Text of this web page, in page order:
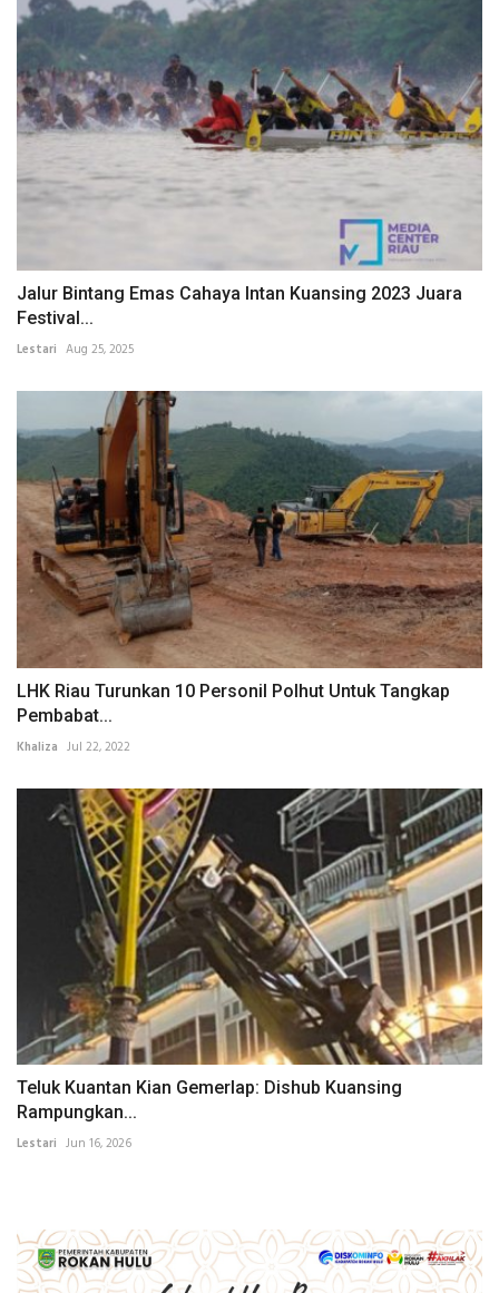
Jalur Bintang Emas Cahaya Intan Kuansing 2023 Juara
Festival...
Lestari Aug 25, 2025
LHK Riau Turunkan 10 Personil Polhut Untuk Tangkap
Pembabat...
Khaliza Jul 22, 2022
Teluk Kuantan Kian Gemerlap: Dishub Kuansing
Rampungkan...
Lestari Jun 16, 2026